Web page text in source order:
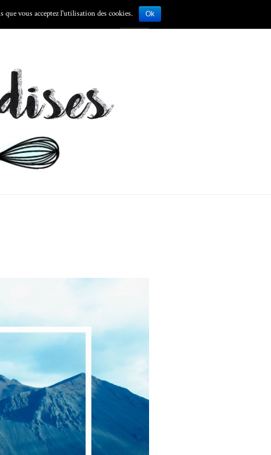
vous acceptez l'utilisation des cookies. Ok